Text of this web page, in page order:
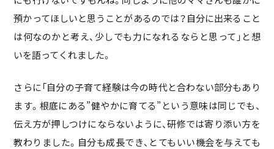
預かってほしいと思うことがあるのでは？自分に出来ること
は何なのかと考え、少しでも力になれるならと思って」と想
いを語ってくれました。
さらに「自分の子育て経験は今の時代と合わない部分もあり
ます。根底にある”健やかに育てる”という意味は同じでも、
伝え方が押しつけにならないように、研修では寄り添い方を
教わりました。自分も成長でき、とてもいい機会を与えても